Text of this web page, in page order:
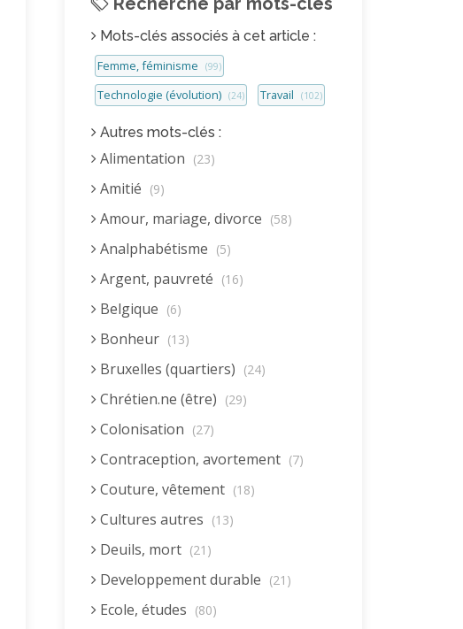
Mots-clés associés à cet article :
Femme, féminisme (99)
Technologie (évolution) (24) Travail (102)
Autres mots-clés :
Alimentation (23)
Amitié (9)
Amour, mariage, divorce (58)
Analphabétisme (5)
Argent, pauvreté (16)
Belgique (6)
Bonheur (13)
Bruxelles (quartiers) (24)
Chrétien.ne (être) (29)
Colonisation (27)
Contraception, avortement (7)
Couture, vêtement (18)
Cultures autres (13)
Deuils, mort (21)
Developpement durable (21)
Ecole, études (80)